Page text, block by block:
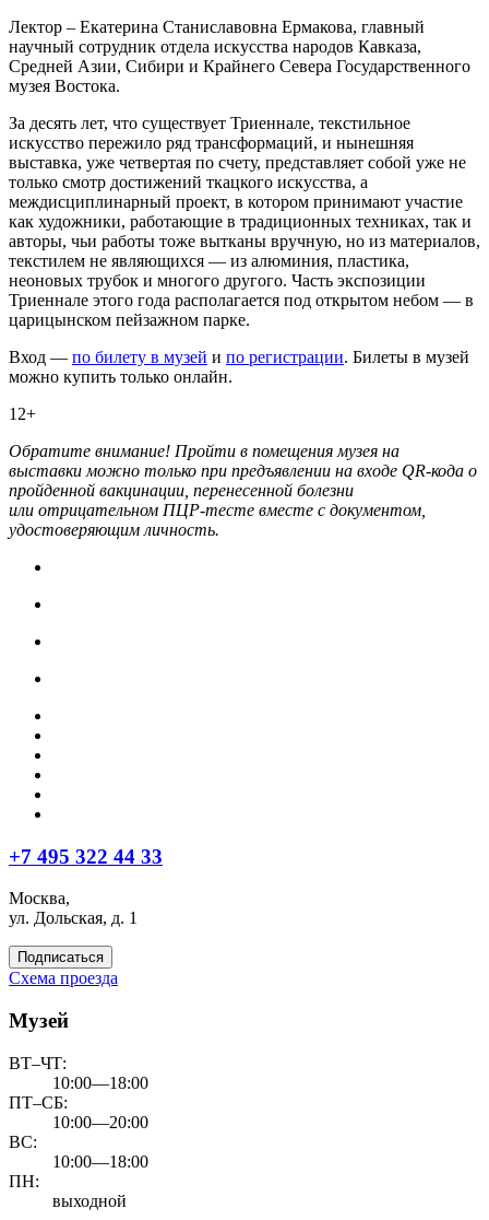
Лектор – Екатерина Станиславовна Ермакова, главный
научный сотрудник отдела искусства народов Кавказа,
Средней Азии, Сибири и Крайнего Севера Государственного
музея Востока.
За десять лет, что существует Триеннале, текстильное
искусство пережило ряд трансформаций, и нынешняя
выставка, уже четвертая по счету, представляет собой уже не
только смотр достижений ткацкого искусства, а
междисциплинарный проект, в котором принимают участие
как художники, работающие в традиционных техниках, так и
авторы, чьи работы тоже вытканы вручную, но из материалов,
текстилем не являющихся — из алюминия, пластика,
неоновых трубок и многого другого. Часть экспозиции
Триеннале этого года располагается под открытом небом — в
царицынском пейзажном парке.
Вход — по билету в музей и по регистрации. Билеты в музей
можно купить только онлайн.
12+
Обратите внимание! Пройти в помещения музея на
выставки можно только при предъявлении на входе QR-кода о
пройденной вакцинации, перенесенной болезни
или отрицательном ПЦР-тесте вместе с документом,
удостоверяющим личность.
+7 495 322 44 33
Москва,
ул. Дольская, д. 1
Подписаться
Схема проезда
Музей
ВТ–ЧТ:
10:00—18:00
ПТ–СБ:
10:00—20:00
ВС:
10:00—18:00
ПН:
выходной